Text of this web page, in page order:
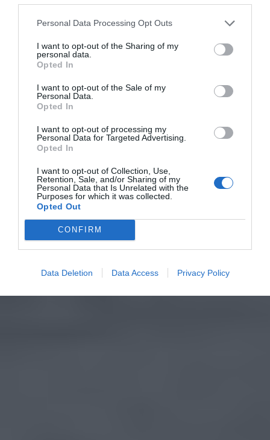
Personal Data Processing Opt Outs
I want to opt-out of the Sharing of my
personal data.
Opted In
I want to opt-out of the Sale of my
Personal Data.
Opted In
I want to opt-out of processing my
Personal Data for Targeted Advertising.
Opted In
I want to opt-out of Collection, Use,
Retention, Sale, and/or Sharing of my
Personal Data that Is Unrelated with the
Purposes for which it was collected.
Opted Out
CONFIRM
Data Deletion Data Access Privacy Policy